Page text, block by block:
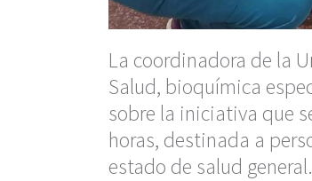
La coordinadora de la
Salud, bioquímica
sobre la iniciativa que
horas, destinada a
estado de salud general.